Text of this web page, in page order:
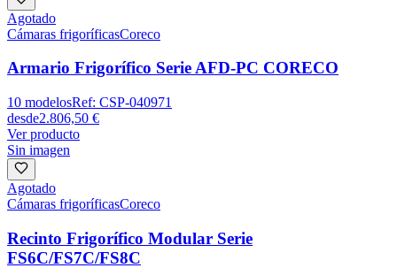
Agotado
Cámaras frigoríficasCoreco
Armario Frigorífico Serie AFD-PC CORECO
10 modelosRef: CSP-040971
desde2.806,50 €
Ver producto
Sin imagen
Agotado
Cámaras frigoríficasCoreco
Recinto Frigorífico Modular Serie
FS6C/FS7C/FS8C